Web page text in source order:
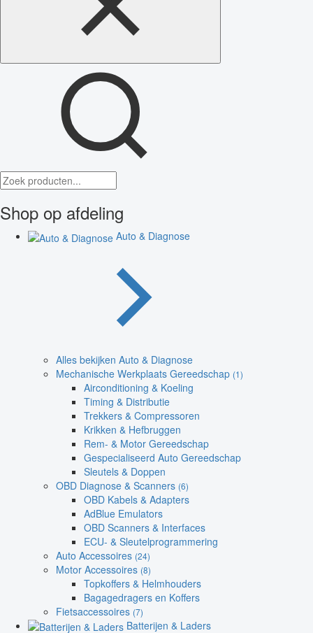
Shop op afdeling
Auto & Diagnose
Alles bekijken Auto & Diagnose
Mechanische Werkplaats Gereedschap (1)
Airconditioning & Koeling
Timing & Distributie
Trekkers & Compressoren
Krikken & Hefbruggen
Rem- & Motor Gereedschap
Gespecialiseerd Auto Gereedschap
Sleutels & Doppen
OBD Diagnose & Scanners (6)
OBD Kabels & Adapters
AdBlue Emulators
OBD Scanners & Interfaces
ECU- & Sleutelprogrammering
Auto Accessoires (24)
Motor Accessoires (8)
Topkoffers & Helmhouders
Bagagedragers en Koffers
Fietsaccessoires (7)
Batterijen & Laders